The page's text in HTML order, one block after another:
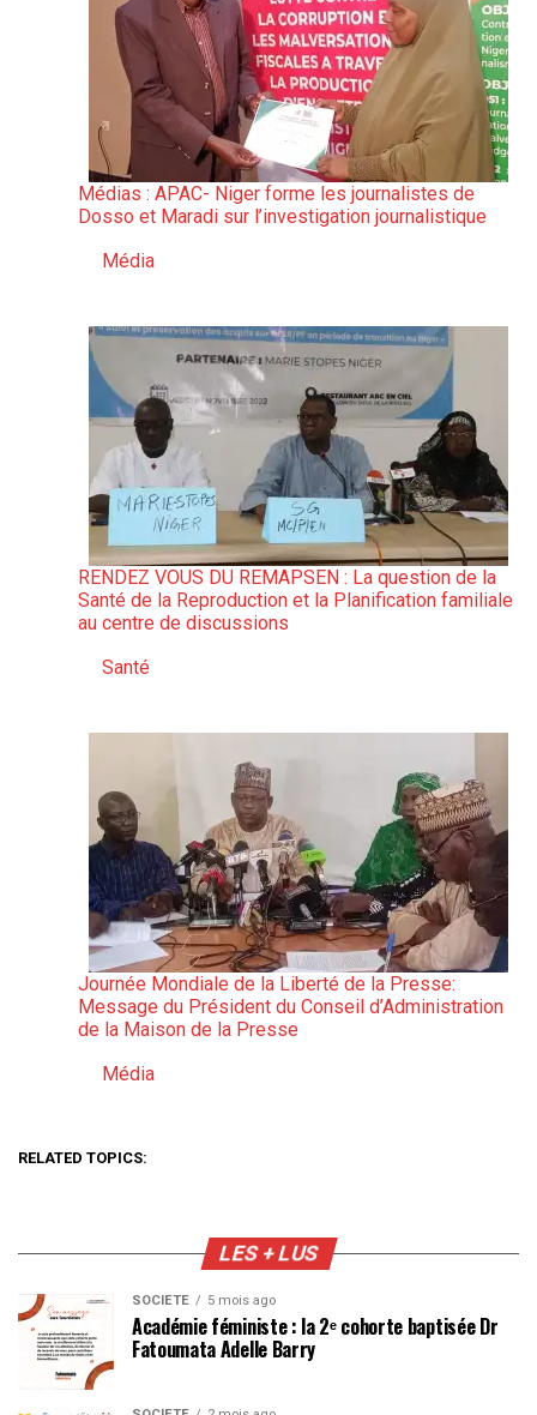
Médias : APAC- Niger forme les journalistes de
Dosso et Maradi sur l’investigation journalistique
Par rapport à
Média
RENDEZ VOUS DU REMAPSEN : La question de la
Santé de la Reproduction et la Planification familiale
au centre de discussions
Par rapport à
Santé
Journée Mondiale de la Liberté de la Presse:
Message du Président du Conseil d’Administration
de la Maison de la Presse
Par rapport à
Média
RELATED TOPICS:
LES + LUS
SOCIÉTÉ 5 mois ago
Académie féministe : la 2ᵉ cohorte baptisée Dr
Fatoumata Adelle Barry